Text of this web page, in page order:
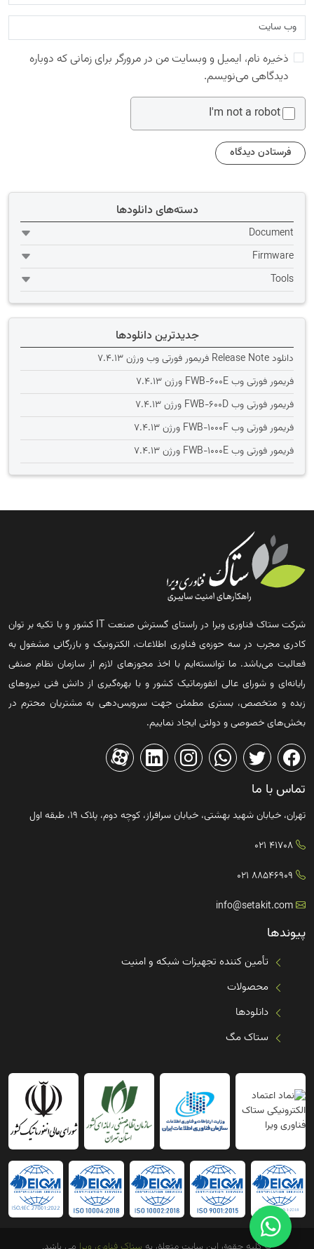
ذخیره نام، ایمیل و وبسایت من در مرورگر برای زمانی که دوباره
دیدگاهی می‌نویسم.
I'm not a robot
دسته‌های دانلودها
Document
Firmware
Tools
جدیدترین دانلودها
دانلود Release Note فریمور فورتی وب ورژن 7.4.13
فریمور فورتی وب FWB-600E ورژن 7.4.13
فریمور فورتی وب FWB-600D ورژن 7.4.13
فریمور فورتی وب FWB-1000F ورژن 7.4.13
فریمور فورتی وب FWB-1000E ورژن 7.4.13
شرکت ستاک فناوری ویرا در راستای گسترش صنعت IT کشور و با تکیه بر توان
کادری مجرب در سه حوزه‌ی فناوری اطلاعات، الکترونیک و بازرگانی مشغول به
فعالیت می‌باشد. ما توانسته‌ایم با اخذ مجوزهای لازم از سازمان نظام صنفی
رایانه‌ای و شورای عالی انفورماتیک کشور و با بهره‌گیری از دانش فنی نیروهای
زبده و متخصص، بستری مطمئن جهت سرویس‌دهی به مشتریان محترم در
بخش‌های خصوصی و دولتی ایجاد نماییم.
تماس با ما
تهران، خیابان شهید بهشتی، خیابان سرافراز، کوچه دوم، پلاک ۱۹، طبقه اول
41708 021
88546909 021
info@setakit.com
پیوندها
تأمین کننده تجهیزات شبکه و امنیت
محصولات
دانلودها
ستاک مگ